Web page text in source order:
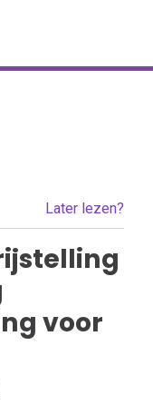
Later lezen?
voor